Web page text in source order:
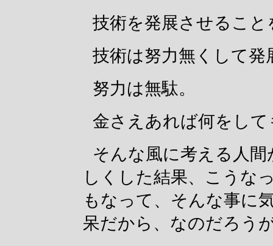
技術を発展させること
技術は努力無くして
努力は無駄。
金さえあれば何をして
そんな風に考える人
しくした結果、こうな
もなって、そんな事に
呆だから、なのだろう